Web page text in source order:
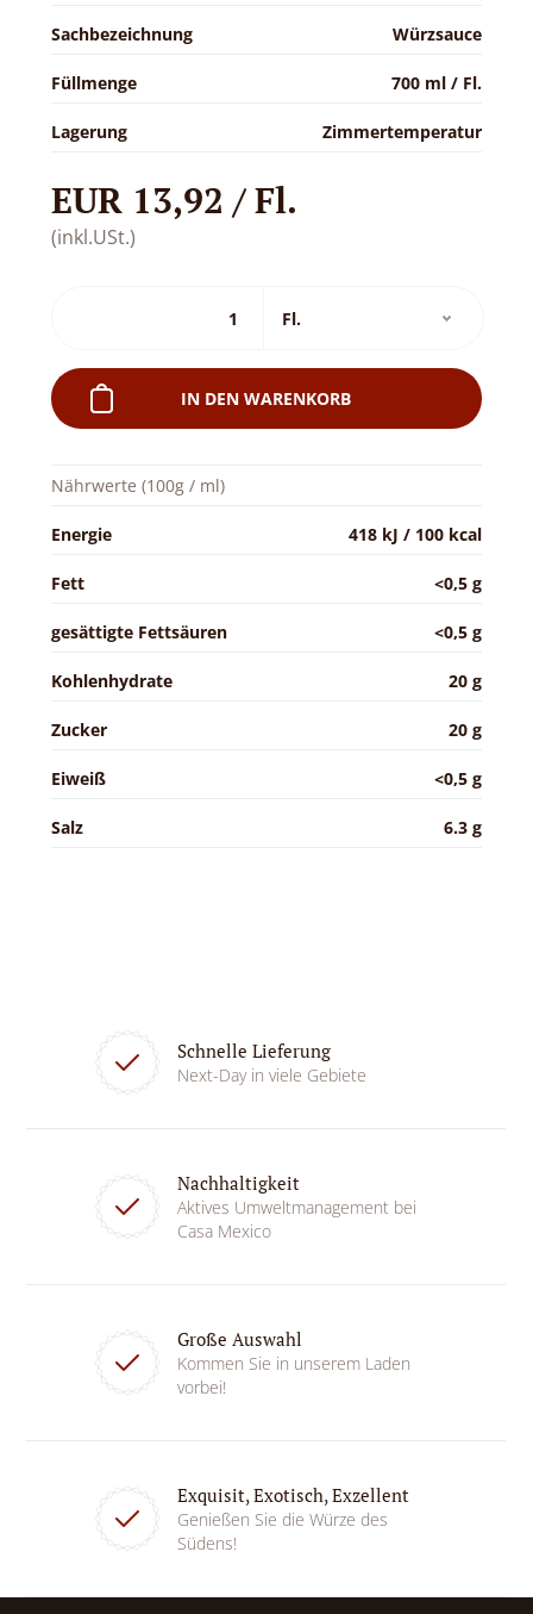
Sachbezeichnung Würzsauce
Füllmenge 700 ml / Fl.
Lagerung Zimmertemperatur
EUR 13,92 / Fl.
(inkl.USt.)
IN DEN WARENKORB
Nährwerte (100g / ml)
Energie 418 kJ / 100 kcal
Fett <0,5 g
gesättigte Fettsäuren <0,5 g
Kohlenhydrate 20 g
Zucker 20 g
Eiweiß <0,5 g
Salz 6.3 g
Schnelle Lieferung
Next-Day in viele Gebiete
Nachhaltigkeit
Aktives Umweltmanagement bei
Casa Mexico
Große Auswahl
Kommen Sie in unserem Laden
vorbei!
Exquisit, Exotisch, Exzellent
Genießen Sie die Würze des
Südens!